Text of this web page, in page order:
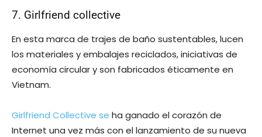
7. Girlfriend collective
En esta marca de trajes de baño sustentables, lucen
los materiales y embalajes reciclados, iniciativas de
economía circular y son fabricados éticamente en
Vietnam.
Girlfriend Collective se ha ganado el corazón de
Internet una vez más con el lanzamiento de su nueva